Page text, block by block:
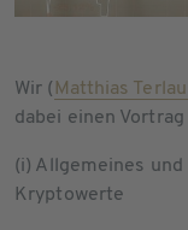
Wir ( Matthias Terlau
dabei einen
(i) Allgemeines
Kryptowerte